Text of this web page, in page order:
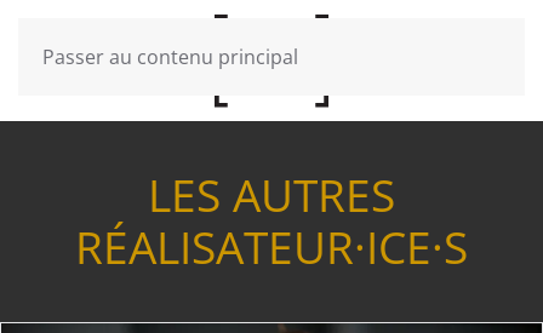
Passer au contenu principal
LES AUTRES
RÉALISATEUR·ICE·S